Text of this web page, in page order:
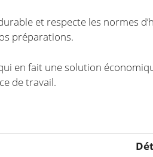
et respecte les normes
préparations.
en fait une solution
de travail.